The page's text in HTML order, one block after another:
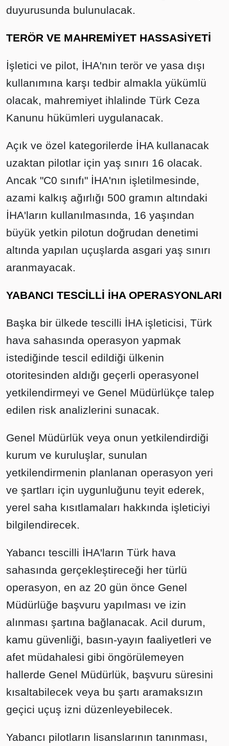
duyurusunda bulunulacak.
TERÖR VE MAHREMİYET HASSASİYETİ
İşletici ve pilot, İHA'nın terör ve yasa dışı
kullanımına karşı tedbir almakla yükümlü
olacak, mahremiyet ihlalinde Türk Ceza
Kanunu hükümleri uygulanacak.
Açık ve özel kategorilerde İHA kullanacak
uzaktan pilotlar için yaş sınırı 16 olacak.
Ancak "C0 sınıfı" İHA'nın işletilmesinde,
azami kalkış ağırlığı 500 gramın altındaki
İHA'ların kullanılmasında, 16 yaşından
büyük yetkin pilotun doğrudan denetimi
altında yapılan uçuşlarda asgari yaş sınırı
aranmayacak.
YABANCI TESCİLLİ İHA OPERASYONLARI
Başka bir ülkede tescilli İHA işleticisi, Türk
hava sahasında operasyon yapmak
istediğinde tescil edildiği ülkenin
otoritesinden aldığı geçerli operasyonel
yetkilendirmeyi ve Genel Müdürlükçe talep
edilen risk analizlerini sunacak.
Genel Müdürlük veya onun yetkilendirdiği
kurum ve kuruluşlar, sunulan
yetkilendirmenin planlanan operasyon yeri
ve şartları için uygunluğunu teyit ederek,
yerel saha kısıtlamaları hakkında işleticiyi
bilgilendirecek.
Yabancı tescilli İHA'ların Türk hava
sahasında gerçekleştireceği her türlü
operasyon, en az 20 gün önce Genel
Müdürlüğe başvuru yapılması ve izin
alınması şartına bağlanacak. Acil durum,
kamu güvenliği, basın-yayın faaliyetleri ve
afet müdahalesi gibi öngörülemeyen
hallerde Genel Müdürlük, başvuru süresini
kısaltabilecek veya bu şartı aramaksızın
geçici uçuş izni düzenleyebilecek.
Yabancı pilotların lisanslarının tanınması,